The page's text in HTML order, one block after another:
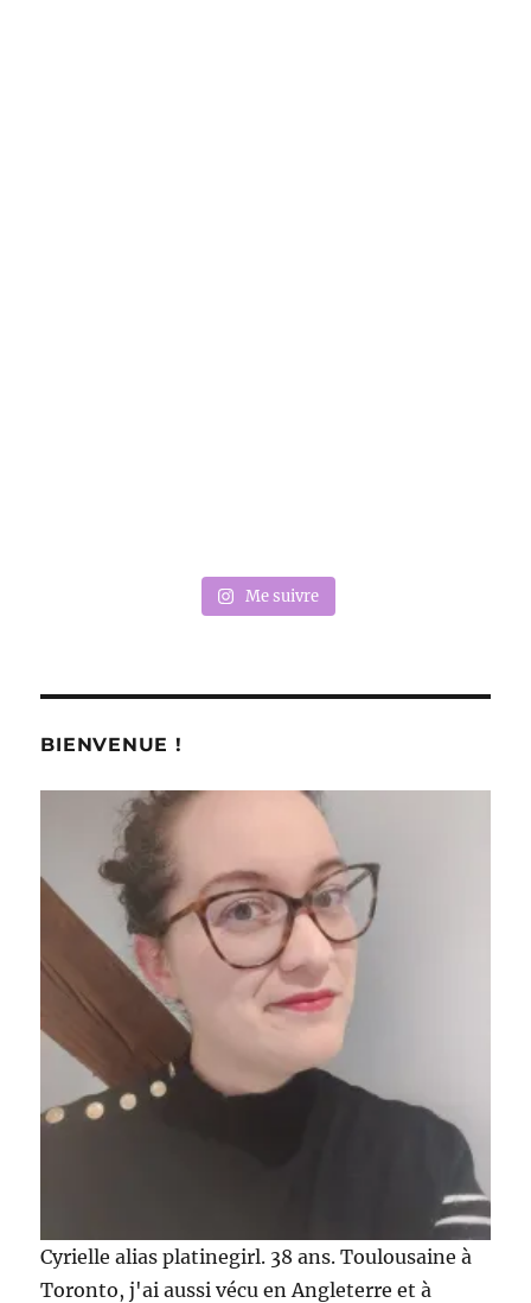
Me suivre
BIENVENUE !
Cyrielle alias platinegirl. 38 ans. Toulousaine à
Toronto, j'ai aussi vécu en Angleterre et à